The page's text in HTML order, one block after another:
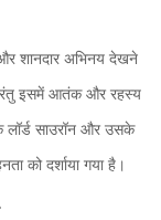
शानदार अभिनय देखने
इसमें आतंक और रहस्य
साउरॉन और उसके
को दर्शाया गया है।